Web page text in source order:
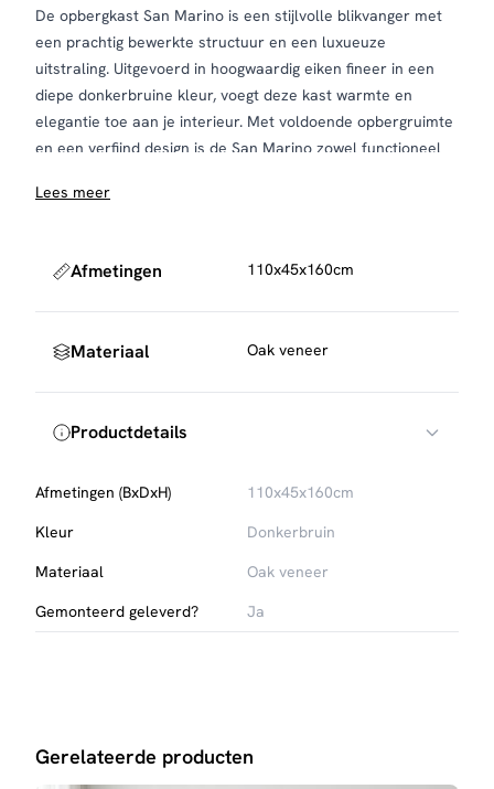
De opbergkast San Marino is een stijlvolle blikvanger met
een prachtig bewerkte structuur en een luxueuze
uitstraling. Uitgevoerd in hoogwaardig eiken fineer in een
diepe donkerbruine kleur, voegt deze kast warmte en
elegantie toe aan je interieur. Met voldoende opbergruimte
en een verfijnd design is de San Marino zowel functioneel
Lees meer
Afmetingen 110x45x160cm
Materiaal Oak veneer
Productdetails
Afmetingen (BxDxH)
110x45x160cm
Kleur
Donkerbruin
Materiaal
Oak veneer
Gemonteerd geleverd?
Ja
Gerelateerde producten